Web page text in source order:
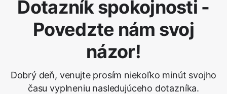
Dotazník spokojnosti -
Povedzte nám svoj
názor!
Dobrý deň, venujte prosím niekoľko minút svojho
času vyplneniu nasledujúceho dotazníka.